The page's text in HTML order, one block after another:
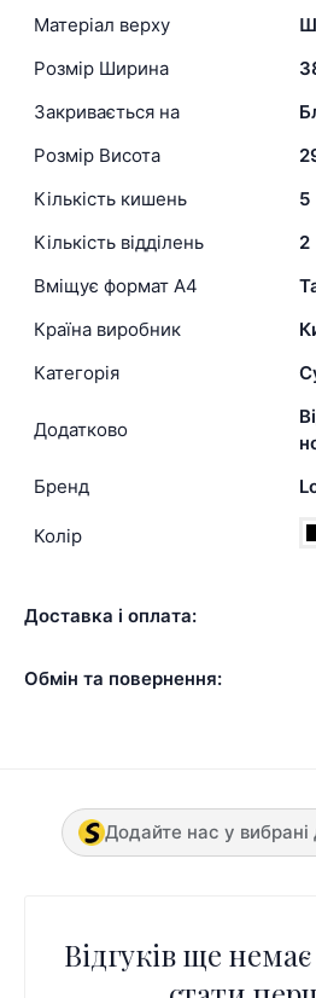
Матеріал верху
Розмір Ширина
Закривається на
Розмір Висота
Кількість кишень
5
Кількість відділень
2
Вміщує формат А4
Країна виробник
Категорія
Додатково
Бренд
Колір
Доставка і оплата:
Обмін та повернення:
Додайте нас у
Відгуків ще